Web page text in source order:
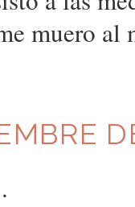
muero